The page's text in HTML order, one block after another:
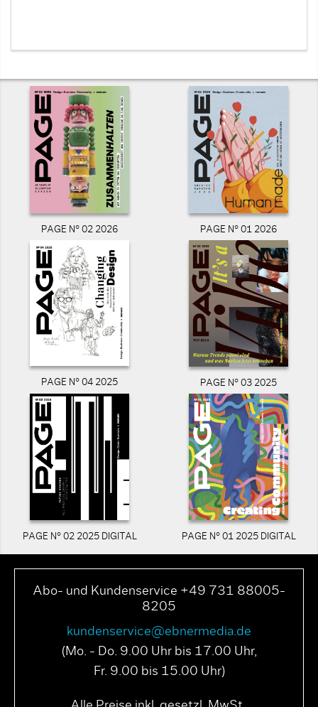
PAGE N° 02 2026 PAGE N° 01 2026
PAGE N° 04 2025 PAGE N° 03 2025
PAGE N° 02 2025 DIGITAL PAGE N° 01 2025 DIGITAL
Abo- und Kundenservice +49 731 88005-
8205
kundenservice@ebnermedia.de
(Mo. - Do. 9.00 Uhr bis 17.00 Uhr,
Fr. 9.00 bis 15.00 Uhr)